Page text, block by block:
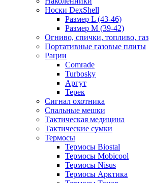
Носки DexShell
Размер L (43-46)
Размер M (39-42)
Огниво, спички, топливо, газ
Портативные газовые плиты
Рации
Comrade
Turbosky
Аргут
Терек
Сигнал охотника
Спальные мешки
Тактическая медицина
Тактические сумки
Термосы
Термосы Biostal
Термосы Mobicool
Термосы Nisus
Термосы Арктика